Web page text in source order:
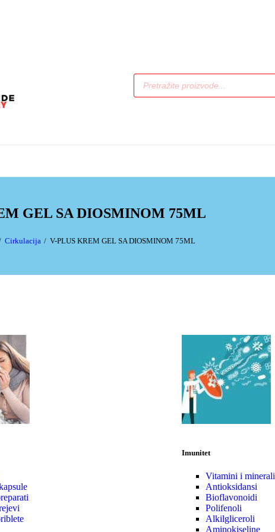
GEL SA DIOSMINOM 75ML
Cirkulacija V-PLUS KREM GEL SA DIOSMINOM 75ML
Imunitet
Vitamini i minerali
Antioksidansi
Bioflavonoidi
Polifenoli
Alkilgliceroli
Aminokiseline